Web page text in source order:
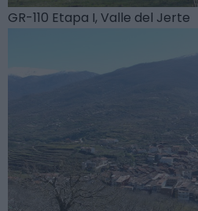
GR-110 Etapa I, Valle del Jerte